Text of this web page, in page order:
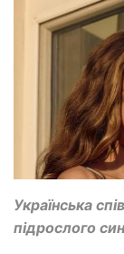
Українська
підрослого